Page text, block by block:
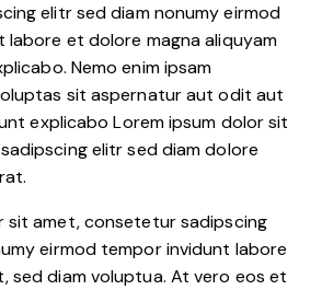
elitr sed diam nonumy eirmod
et dolore magna aliquyam
Nemo enim ipsam
sit aspernatur aut odit aut
explicabo Lorem ipsum dolor sit
elitr sed diam dolore
sit amet, consetetur sadipscing
eirmod tempor invidunt labore
sed diam voluptua. At vero eos et